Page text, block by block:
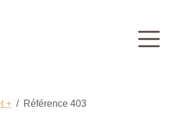
+ Référence 403